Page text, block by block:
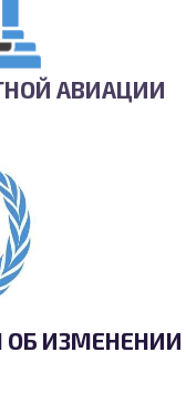
АВИАЦИИ
ИЗМЕНЕНИИ